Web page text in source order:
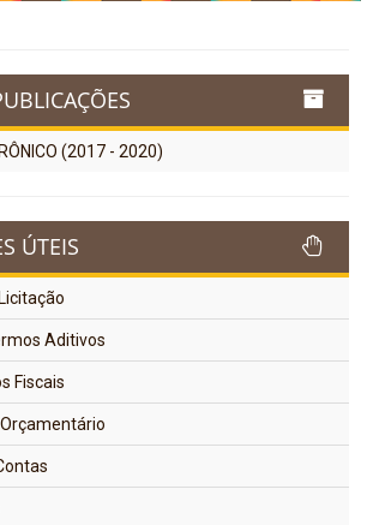
(2017 - 2020)
ÚTEIS
Aditivos
Fiscais